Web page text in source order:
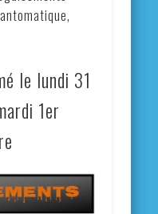
le lundi 31
1er